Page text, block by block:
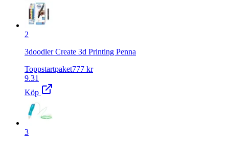
2
3doodler Create 3d Printing Penna
Toppstartpaket777 kr
9.31
Köp
3